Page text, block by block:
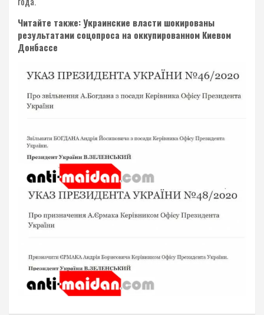
Читайте также: Украинские власти шокированы
результатами соцопроса на оккупированном Киевом
Донбассе